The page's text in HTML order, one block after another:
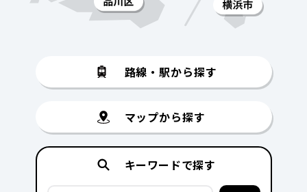
路線・駅から探す
マップから探す
キーワードで探す